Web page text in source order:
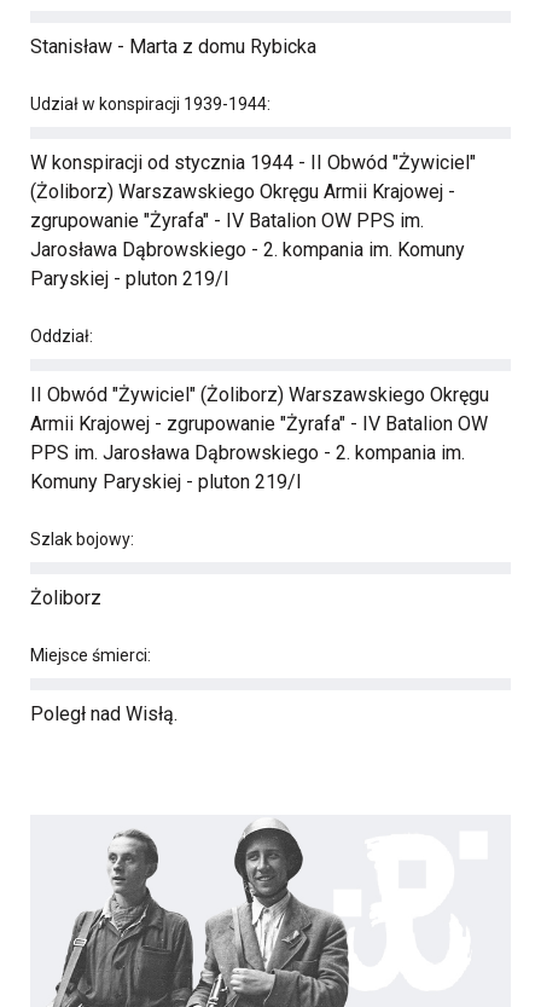
Stanisław - Marta z domu Rybicka
Udział w konspiracji 1939-1944:
W konspiracji od stycznia 1944 - II Obwód "Żywiciel"
(Żoliborz) Warszawskiego Okręgu Armii Krajowej -
zgrupowanie "Żyrafa" - IV Batalion OW PPS im.
Jarosława Dąbrowskiego - 2. kompania im. Komuny
Paryskiej - pluton 219/I
Oddział:
II Obwód "Żywiciel" (Żoliborz) Warszawskiego Okręgu
Armii Krajowej - zgrupowanie "Żyrafa" - IV Batalion OW
PPS im. Jarosława Dąbrowskiego - 2. kompania im.
Komuny Paryskiej - pluton 219/I
Szlak bojowy:
Żoliborz
Miejsce śmierci:
Poległ nad Wisłą.